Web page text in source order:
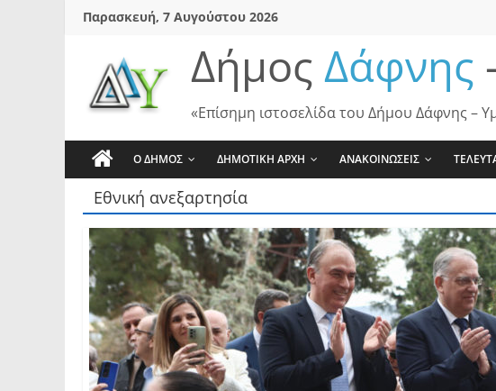
SkipΠαρασκευή, 7 Αυγούστου 2026
Δήμος Δάφνης
«Επίσημη ιστοσελίδα του Δήμου Δάφνης –
Ο ΔΗΜΟΣ ΔΗΜΟΤΙΚΗ ΑΡΧΗ ΑΝΑΚΟΙΝΩΣΕΙΣ
Εθνική ανεξαρτησία